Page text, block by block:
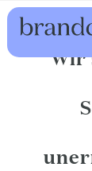
Wir